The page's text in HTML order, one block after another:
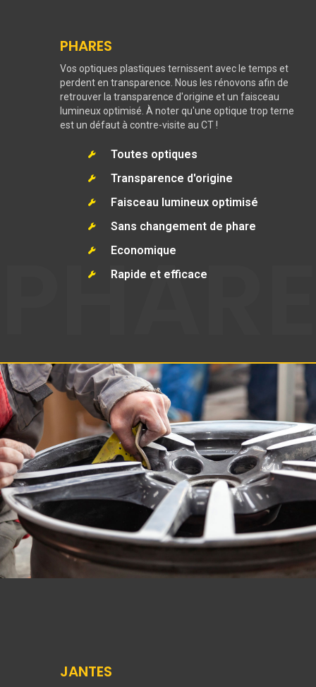
PHARES
Vos optiques plastiques ternissent avec le temps et
perdent en transparence. Nous les rénovons afin de
retrouver la transparence d'origine et un faisceau
lumineux optimisé. À noter qu'une optique trop terne
est un défaut à contre-visite au CT !
Toutes optiques
Transparence d'origine
Faisceau lumineux optimisé
Sans changement de phare
Economique
Rapide et efficace
JANTES